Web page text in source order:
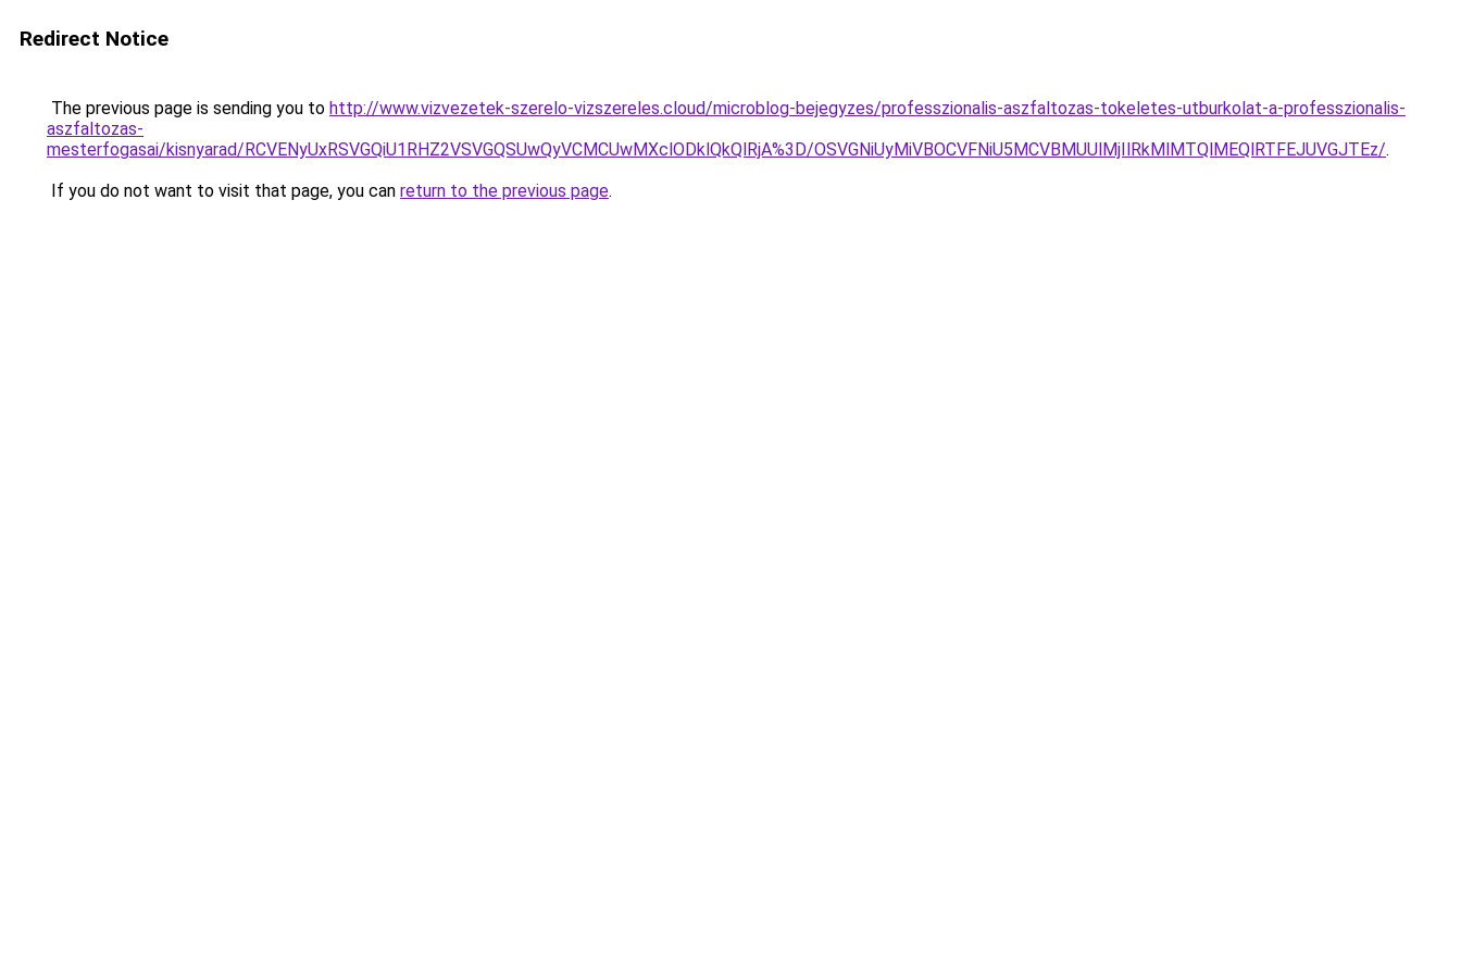
Redirect Notice
The previous page is sending you to http://www.vizvezetek-szerelo-vizszereles.cloud/microblog-bejegyzes/professzionalis-aszfaltozas-tokeletes-utburkolat-a-professzionalis-
aszfaltozas-
mesterfogasai/kisnyarad/RCVENyUxRSVGQiU1RHZ2VSVGQSUwQyVCMCUwMXclODklQkQlRjA%3D/OSVGNiUyMiVBOCVFNiU5MCVBMUUlMjIlRkMlMTQlMEQlRTFEJUVGJTEz/.
If you do not want to visit that page, you can return to the previous page.